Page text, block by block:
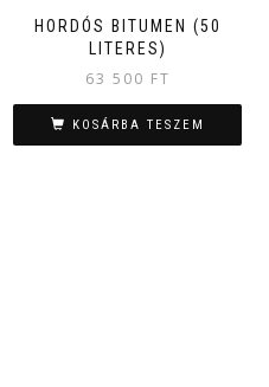
HORDÓS BITUMEN (50
LITERES)
63 500 FT
KOSÁRBA TESZEM